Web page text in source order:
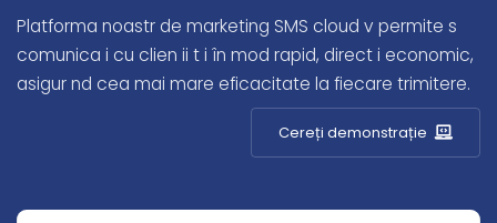
Platforma noastr de marketing SMS cloud v permite s
comunica i cu clien ii t i în mod rapid, direct i economic,
asigur nd cea mai mare eficacitate la fiecare trimitere.
Cereți demonstrație